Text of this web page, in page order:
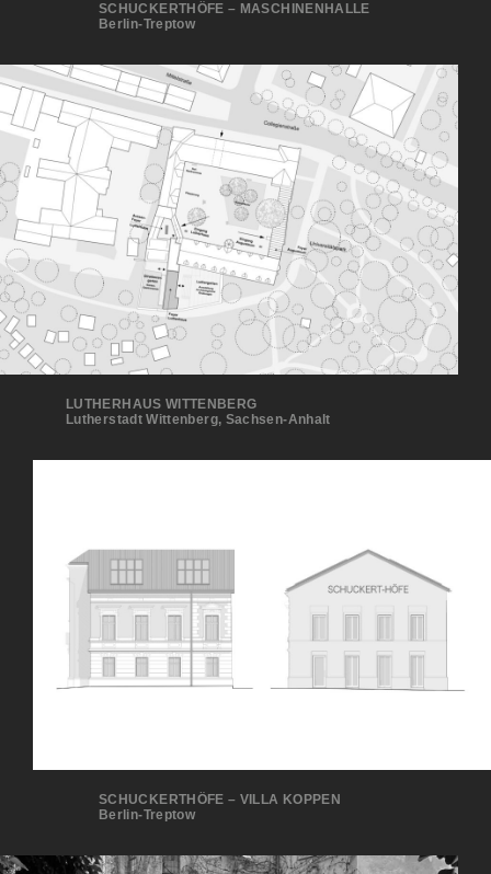
SCHUCKERTHÖFE – MASCHINENHALLE
Berlin-Treptow
LUTHERHAUS WITTENBERG
Lutherstadt Wittenberg, Sachsen-Anhalt
SCHUCKERTHÖFE – VILLA KOPPEN
Berlin-Treptow